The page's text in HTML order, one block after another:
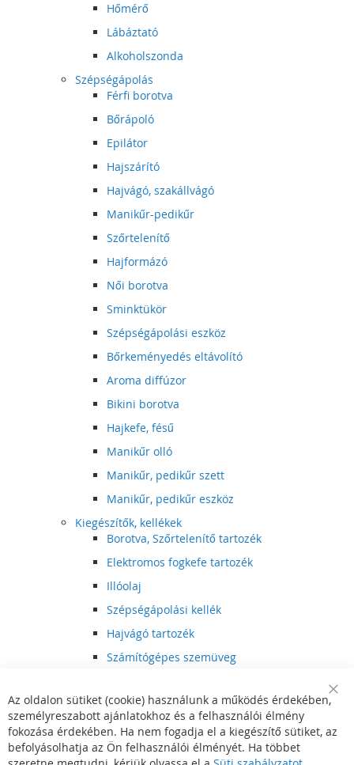
Hőmérő
Lábáztató
Alkoholszonda
Szépségápolás
Férfi borotva
Bőrápoló
Epilátor
Hajszárító
Hajvágó, szakállvágó
Manikűr-pedikűr
Szőrtelenítő
Hajformázó
Női borotva
Sminktükör
Szépségápolási eszköz
Bőrkeményedés eltávolító
Aroma diffúzor
Bikini borotva
Hajkefe, fésű
Manikűr olló
Manikűr, pedikűr szett
Manikűr, pedikűr eszköz
Kiegészítők, kellékek
Borotva, Szőrtelenítő tartozék
Elektromos fogkefe tartozék
Illóolaj
Szépségápolási kellék
Hajvágó tartozék
Számítógépes szemüveg
Hajvágó kiegészítő
Szórakoztató elektronika
Multimédia
DVD, BluRay lejátszó
Bar
Az oldalon sütiket (cookie) használunk a működés érdekében,
személyreszabott ajánlatokhoz és a felhasználói élmény
fokozása érdekében. Ha nem fogadja el a kiegészítő sütiket, az
befolyásolhatja az Ön felhasználói élményét. Ha többet